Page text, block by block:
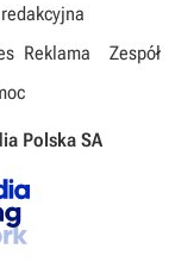
Reklama
Zespół
Polska SA